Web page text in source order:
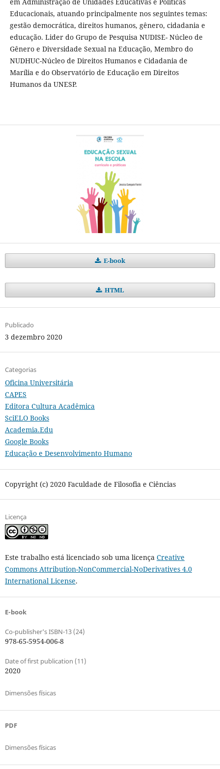
Educacionais, atuando principalmente nos seguintes temas:
gestão democrática, direitos humanos, gênero, cidadania e
educação. Lider do Grupo de Pesquisa NUDISE- Núcleo de
Gênero e Diversidade Sexual na Educação, Membro do
NUDHUC-Núcleo de Direitos Humanos e Cidadania de
Marília e do Observatório de Educação em Direitos
Humanos da UNESP.
E-book
HTML
Publicado
3 dezembro 2020
Categorias
Oficina Universitária
CAPES
Editora Cultura Acadêmica
SciELO Books
Academia.Edu
Google Books
Educação e Desenvolvimento Humano
Copyright (c) 2020 Faculdade de Filosofia e Ciências
Licença
Este trabalho está licenciado sob uma licença Creative
Commons Attribution-NonCommercial-NoDerivatives 4.0
International License.
E-book
Co-publisher's ISBN-13 (24)
978-65-5954-006-8
Date of first publication (11)
2020
Dimensões físicas
PDF
Dimensões físicas